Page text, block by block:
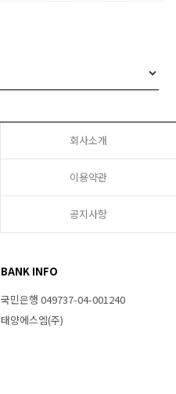
회사소개
이용약관
공지사항
BANK INFO
국민은행 049737-04-001240
태양에스엠(주)